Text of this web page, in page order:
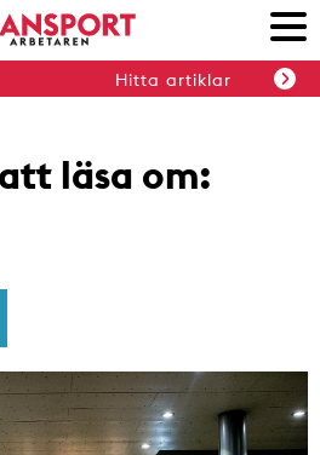
Hitta artiklar
läsa om: